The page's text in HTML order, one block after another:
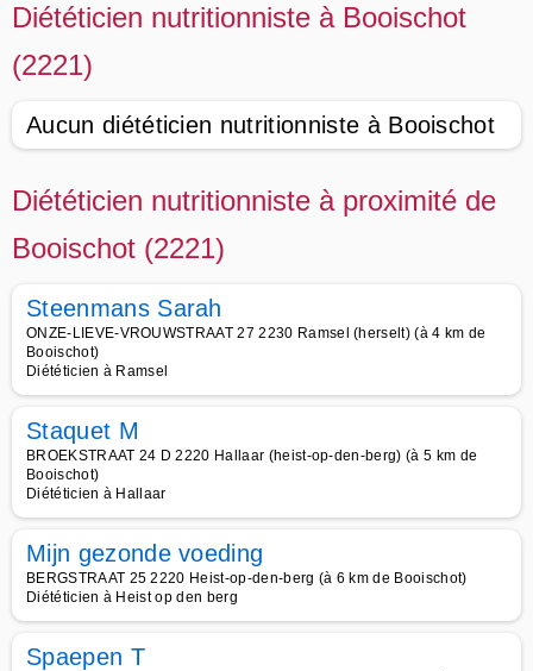
Diététicien nutritionniste à Booischot
(2221)
Aucun diététicien nutritionniste à Booischot
Diététicien nutritionniste à proximité de
Booischot (2221)
Steenmans Sarah
ONZE-LIEVE-VROUWSTRAAT 27 2230 Ramsel (herselt) (à 4 km de
Booischot)
Diététicien à Ramsel
Staquet M
BROEKSTRAAT 24 D 2220 Hallaar (heist-op-den-berg) (à 5 km de
Booischot)
Diététicien à Hallaar
Mijn gezonde voeding
BERGSTRAAT 25 2220 Heist-op-den-berg (à 6 km de Booischot)
Diététicien à Heist op den berg
Spaepen T